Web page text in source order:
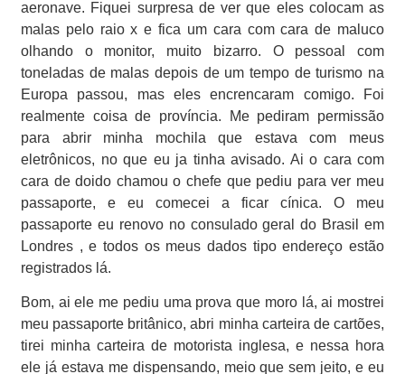
aeronave. Fiquei surpresa de ver que eles colocam as
malas pelo raio x e fica um cara com cara de maluco
olhando o monitor, muito bizarro. O pessoal com
toneladas de malas depois de um tempo de turismo na
Europa passou, mas eles encrencaram comigo. Foi
realmente coisa de província. Me pediram permissão
para abrir minha mochila que estava com meus
eletrônicos, no que eu ja tinha avisado. Ai o cara com
cara de doido chamou o chefe que pediu para ver meu
passaporte, e eu comecei a ficar cínica. O meu
passaporte eu renovo no consulado geral do Brasil em
Londres , e todos os meus dados tipo endereço estão
registrados lá.
Bom, ai ele me pediu uma prova que moro lá, ai mostrei
meu passaporte britânico, abri minha carteira de cartões,
tirei minha carteira de motorista inglesa, e nessa hora
ele já estava me dispensando, meio que sem jeito, e eu